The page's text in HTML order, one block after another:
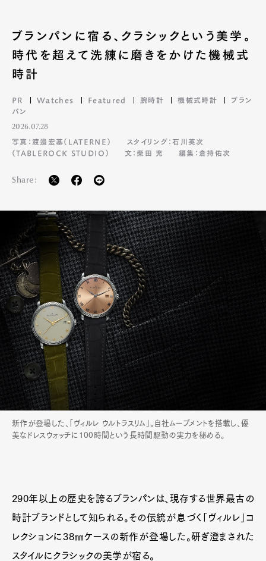
ブランパンに宿る、クラシックという美学。
時代を超えて洗練に磨きをかけた機械式
時計
PR Watches Featured 腕時計 機械式時計
ブラン
パン
2026.07.28
写真：渡邉宏基（LATERNE）
スタイリング：石川英次
（TABLEROCK STUDIO）
文：柴田 充 編集：倉持佑次
Share:
新作が登場した、「ヴィルレ ウルトラスリム」。自社ムーブメントを搭載し、優
美なドレスウォッチに100時間という長時間駆動の実力を秘める。
290年以上の歴史を誇るブランパンは、現存する世界最古の
時計ブランドとして知られる。その伝統が息づく「ヴィルレ」コ
レクションに38㎜ケースの新作が登場した。研ぎ澄まされた
スタイルにクラシックの美学が宿る。